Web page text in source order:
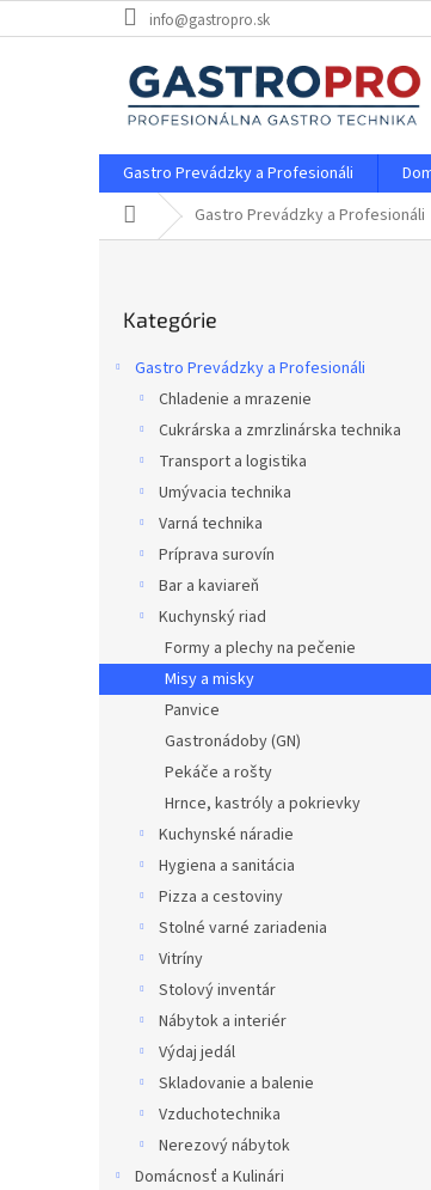
na
info@gastropro.sk
Gastro Prevádzky a Profesionáli
Domov Gastro Prevádzky a Profesionáli
kategórie
Kategórie
Gastro Prevádzky a Profesionáli
Chladenie a mrazenie
Cukrárska a zmrzlinárska technika
Transport a logistika
Umývacia technika
Varná technika
Príprava surovín
Bar a kaviareň
Kuchynský riad
Formy a plechy na pečenie
Misy a misky
Panvice
Gastronádoby (GN)
Pekáče a rošty
Hrnce, kastróly a pokrievky
Kuchynské náradie
Hygiena a sanitácia
Pizza a cestoviny
Stolné varné zariadenia
Vitríny
Stolový inventár
Nábytok a interiér
Výdaj jedál
Skladovanie a balenie
Vzduchotechnika
Nerezový nábytok
Domácnosť a Kulinári